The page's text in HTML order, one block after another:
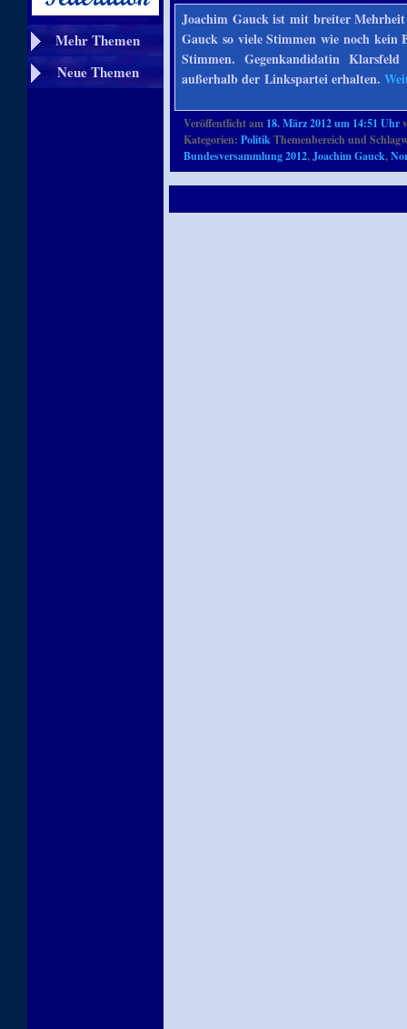
Mehr Themen
Neue Themen
Joachim Gauck ist mit breiter
Gauck so viele Stimmen wie noch
Stimmen. Gegenkandidatin
außerhalb der Linkspartei erhalten.
Veröffentlicht am 18. März 2012 um 14:51 Uhr
Kategorien:PolitikThemenbereich und
Bundesversammlung 2012,Joachim Gauck,